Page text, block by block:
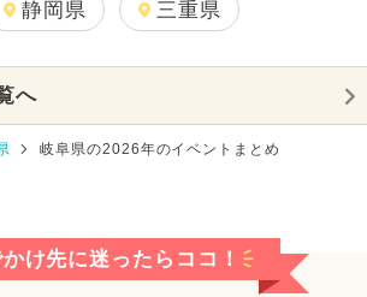
静岡県 三重県
へ
岐阜県の2026年のイベントまとめ
け先に迷ったらココ！